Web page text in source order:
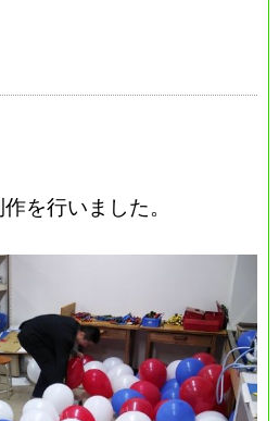
を行いました。